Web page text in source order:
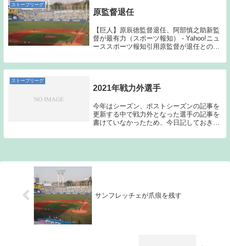
ストーブリーグ
原監督退任
【巨人】原辰徳監督退任、阿部慎之助新監
督が最有力（スポーツ報知） - Yahoo!ニュ
ーススポーツ報知引用原監督が退任との報
はないのだが、このブログでも原監督のこ
とを称賛する記事は何度も書いてきている
ストーブリーグ
2021年戦力外選手
今年はシーズン、ポストシーズンの記事を
更新する中で戦力外となった選手の記事を
書けていなかったため、今日記しておきた
事が戦力外の記事になってしまい複雑な思
サンフレッチェが爪痕を残す